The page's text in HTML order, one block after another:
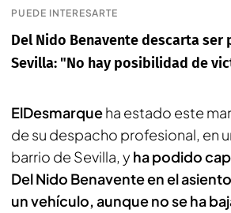
PUEDE INTERESARTE
Del Nido Benavente descarta ser
Sevilla: "No hay posibilidad de
ElDesmarqueha estado este
de su despacho profesional, en
barrio de Sevilla, y ha podido
Del Nido Benavente en el
un vehículo, aunque no se ha